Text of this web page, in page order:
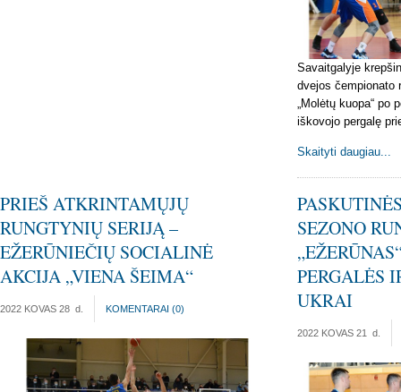
Savaitgalyje
dvejos čempionato
„Molėtų kuopa“ po
iškovojo pergalę
Skaityti daugiau...
PRIEŠ ATKRINTAMŲJŲ
RUNGTYNIŲ SERIJĄ –
EŽERŪNIEČIŲ SOCIALINĖ
AKCIJA „VIENA ŠEIMA“
2022 KOVAS 28 d. KOMENTARAI (0)
SEZONO
PERGALĖS
UKRAI
2022 KOVAS 21 d.